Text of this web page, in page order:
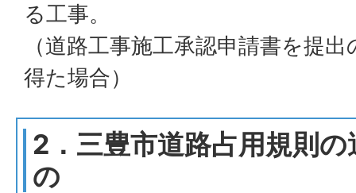
る工事。
（道路工事施工承認申請書を提
得た場合）
2．三豊市道路占用規則
の